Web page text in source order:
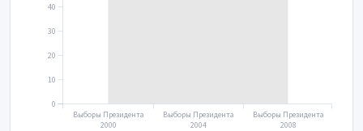
Выборы Президента
2000
Выборы Президента
2004
Выборы Президента
2008
0
10
20
30
40